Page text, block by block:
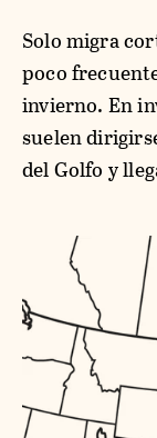
Solo migra
poco
invierno. En
suelen
del Golfo y